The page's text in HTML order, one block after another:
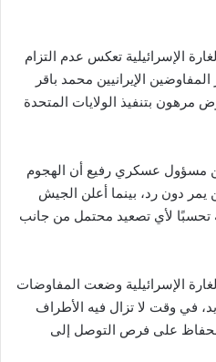
الإسرائيلية تعكس عدم التزام
الإيرانيين محمد باقر
مرهون بتنفيذ الولايات المتحدة
مسؤول عسكري رفيع أن الهجوم
يمر دون رد، بينما أعلن الجيش
تحسبًا لأي تصعيد محتمل من جانب
الإسرائيلية وضعت المفاوضات
في وقت لا تزال فيه الأطراف
على فرص التوصل إلى